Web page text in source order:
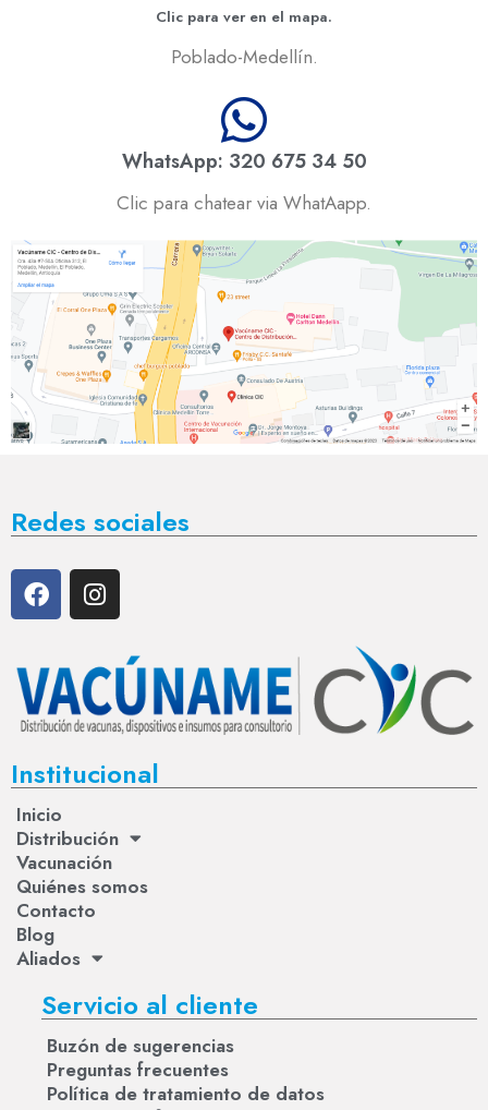
Clic para ver en el mapa.
Poblado-Medellín.
WhatsApp: 320 675 34 50
Clic para chatear via WhatAapp.
Redes sociales
Institucional
Inicio
Distribución
Vacunación
Quiénes somos
Contacto
Blog
Aliados
Servicio al cliente
Buzón de sugerencias
Preguntas frecuentes
Política de tratamiento de datos